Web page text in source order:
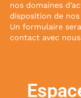
nos domaines
disposition de
Un formulaire
contact avec nous